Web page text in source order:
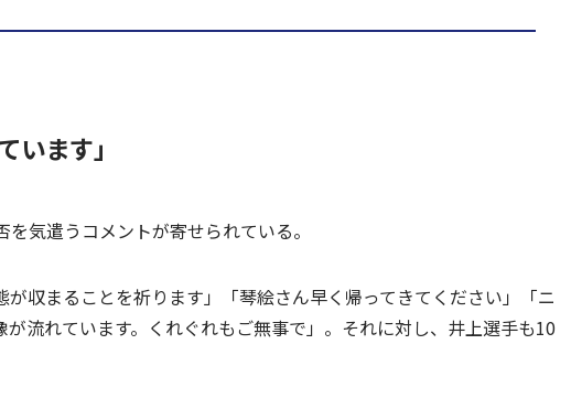
います」
気遣うコメントが寄せられている。
が収まることを祈ります」「琴絵さん早く帰ってきてください」「ニ
流れています。くれぐれもご無事で」。それに対し、井上選手も10